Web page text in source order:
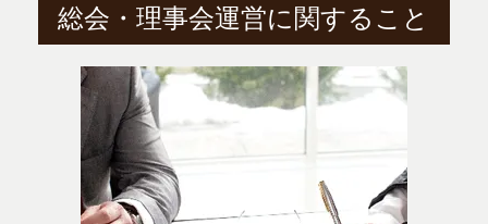
総会・理事会運営に関すること